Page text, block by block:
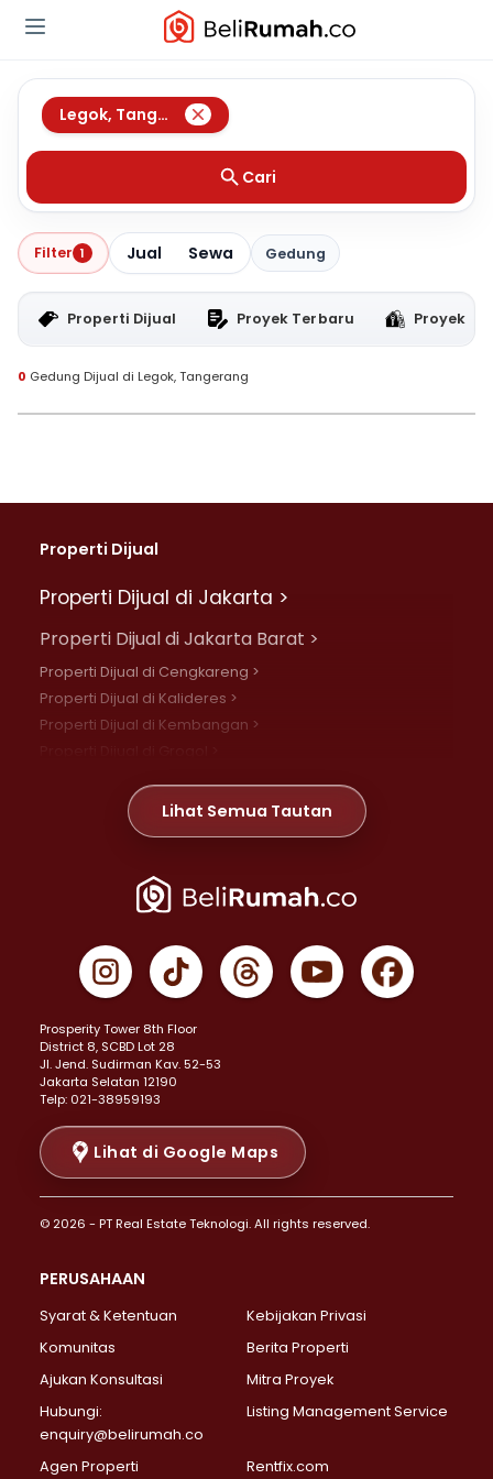
Legok, Tangerang
Cari
Filter 1 Jual Sewa Gedung
Properti Dijual Proyek Terbaru Proyek
0 Gedung Dijual di Legok, Tangerang
Properti Dijual
Properti Dijual di Jakarta >
Properti Dijual di Jakarta Barat >
Properti Dijual di Cengkareng >
Properti Dijual di Kalideres >
Properti Dijual di Kembangan >
Properti Dijual di Meruya >
Properti Dijual di Jelambar >
Properti Dijual di Jakarta Pusat >
Properti Dijual di Gambir >
Properti Dijual di Johar Baru >
Properti Dijual di Menteng >
Properti Dijual di Senen >
Properti Dijual di Tanah Abang >
Properti Dijual di Cikini >
Properti Dijual di Kramat >
Properti Dijual di Pasar Baru >
Properti Dijual di Bendungan Hilir >
Properti Dijual di Jakarta Selatan >
Properti Dijual di Lebak Bulus >
Properti Dijual di Gandaria Selatan >
Properti Dijual di Pondok Labu >
Properti Dijual di Lenteng Agung >
Properti Dijual di Senayan >
Properti Dijual di Pondok Pinang >
Lihat Semua Tautan
Prosperity Tower 8th Floor
District 8, SCBD Lot 28
JI. Jend. Sudirman Kav. 52-53
Jakarta Selatan 12190
Telp: 021-38959193
Lihat di Google Maps
© 2026 - PT Real Estate Teknologi. All rights reserved.
PERUSAHAAN
Syarat & Ketentuan
Kebijakan Privasi
Komunitas
Berita Properti
Ajukan Konsultasi
Mitra Proyek
Hubungi:
enquiry@belirumah.co
Listing Management Service
Agen Properti Rentfix.com